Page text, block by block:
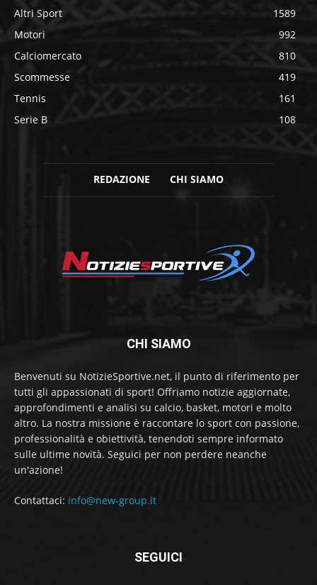
Altri Sport
1589
Motori
992
Calciomercato
810
Scommesse
419
Tennis
161
Serie B
108
REDAZIONE CHI SIAMO
CHI SIAMO
Benvenuti su NotizieSportive.net, il punto di riferimento per
tutti gli appassionati di sport! Offriamo notizie aggiornate,
approfondimenti e analisi su calcio, basket, motori e molto
altro. La nostra missione è raccontare lo sport con passione,
professionalità e obiettività, tenendoti sempre informato
sulle ultime novità. Seguici per non perdere neanche
un'azione!
Contattaci: info@new-group.it
SEGUICI